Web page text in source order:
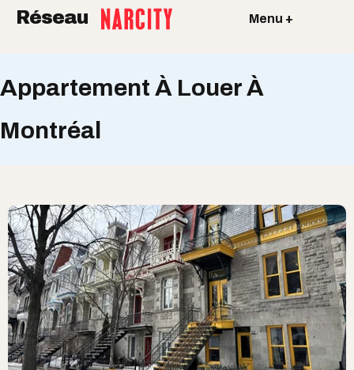
Réseau Menu +
Appartement À Louer À
Montréal